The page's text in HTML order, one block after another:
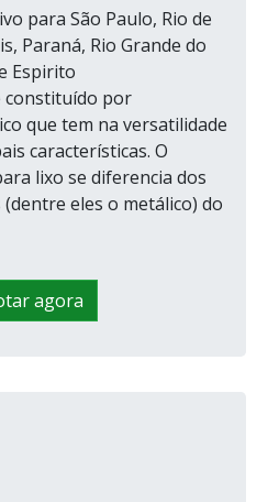
para São Paulo, Rio de
Paraná, Rio Grande do
Espirito
constituído por
que tem na versatilidade
características. O
lixo se diferencia dos
eles o metálico) do
agora